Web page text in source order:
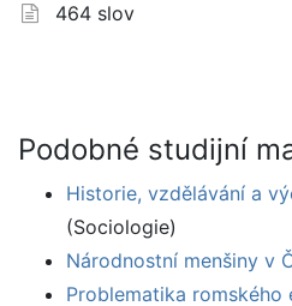
464 slov
Podobné studijní
Historie, vzdělávání a
(Sociologie)
Národnostní menšiny v
Problematika romského